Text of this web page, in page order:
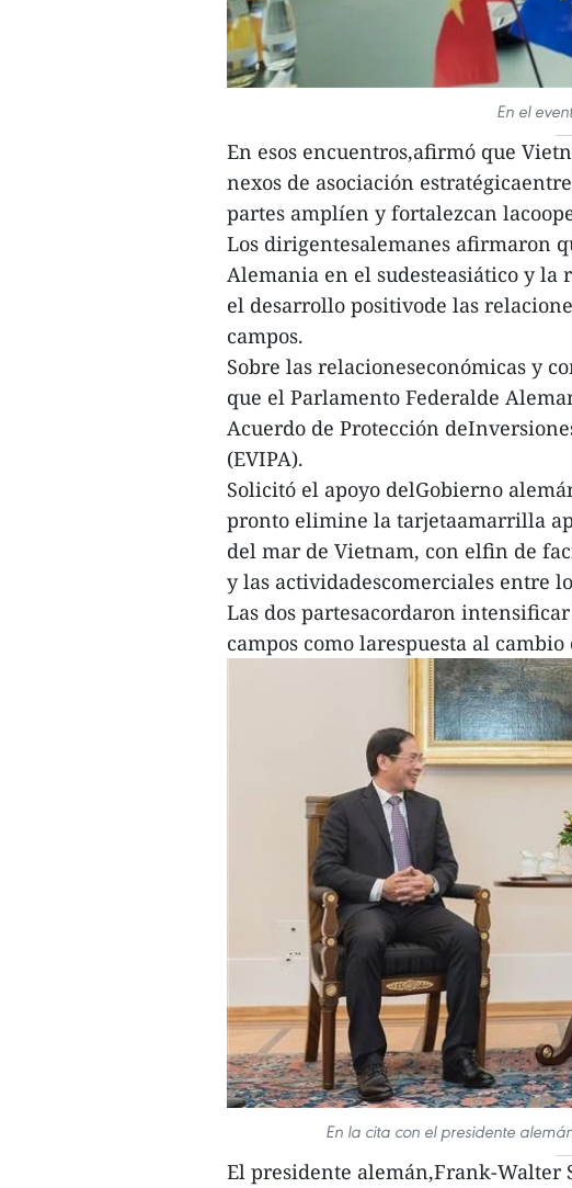
En el
En esos encuentros,afirmó que
nexos de asociación
partes amplíen y fortalezcan
Los dirigentesalemanes afirmaron
Alemania en el sudesteasiático y la
el desarrollo positivode las
campos.
Sobre las relacioneseconómicas y
que el Parlamento Federalde
Acuerdo de Protección
(EVIPA).
Solicitó el apoyo delGobierno
pronto elimine la tarjetaamarrilla
del mar de Vietnam, con elfin de
y las actividadescomerciales entre
Las dos partesacordaron
campos como larespuesta al
En la cita con el presidente
El presidente alemán,Frank-Walter